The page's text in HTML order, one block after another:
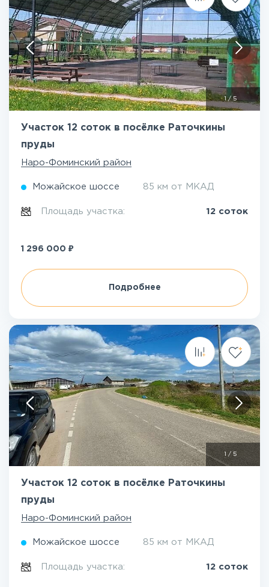
1/ 5
Участок 12 соток в посёлке Раточкины
пруды
Наро-Фоминский район
Можайское шоссе 85 км от МКАД
Площадь участка: 12 соток
1 296 000 ₽
Подробнее
/ 5
Участок 12 соток в посёлке Раточкины
пруды
Наро-Фоминский район
Можайское шоссе 85 км от МКАД
Площадь участка: 12 соток